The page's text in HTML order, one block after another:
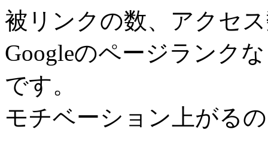
被リンクの数、アクセ
Googleのページランク
です。
モチベーション上がる